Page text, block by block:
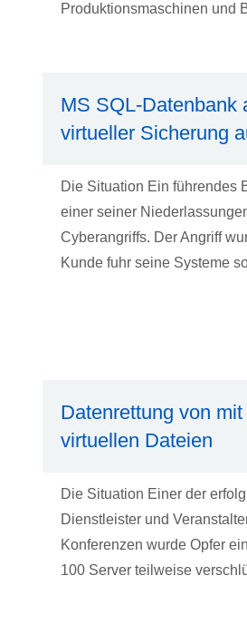
Produktionsmaschinen und
MS SQL-Datenbank
virtueller Sicherung
Die Situation Ein führendes
einer seiner
Cyberangriffs. Der Angriff
Kunde fuhr seine Systeme
Datenrettung von
virtuellen Dateien
Die Situation Einer der
Dienstleister und
Konferenzen wurde Opfer
100 Server teilweise